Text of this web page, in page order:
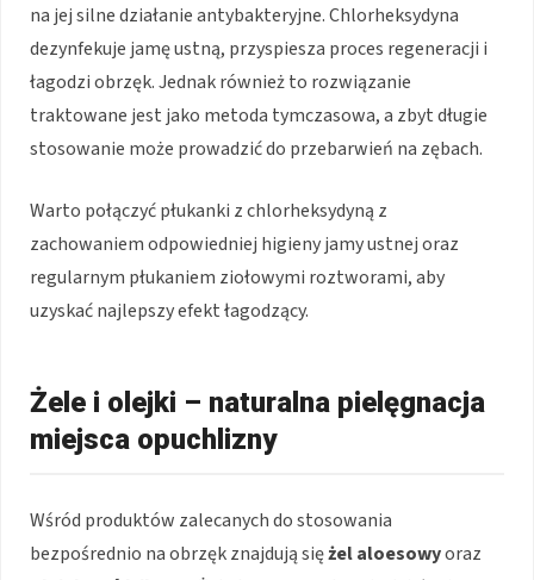
na jej silne działanie antybakteryjne. Chlorheksydyna
dezynfekuje jamę ustną, przyspiesza proces regeneracji i
łagodzi obrzęk. Jednak również to rozwiązanie
traktowane jest jako metoda tymczasowa, a zbyt długie
stosowanie może prowadzić do przebarwień na zębach.
Warto połączyć płukanki z chlorheksydyną z
zachowaniem odpowiedniej higieny jamy ustnej oraz
regularnym płukaniem ziołowymi roztworami, aby
uzyskać najlepszy efekt łagodzący.
Żele i olejki – naturalna pielęgnacja
miejsca opuchlizny
Wśród produktów zalecanych do stosowania
bezpośrednio na obrzęk znajdują siężel aloesowyoraz